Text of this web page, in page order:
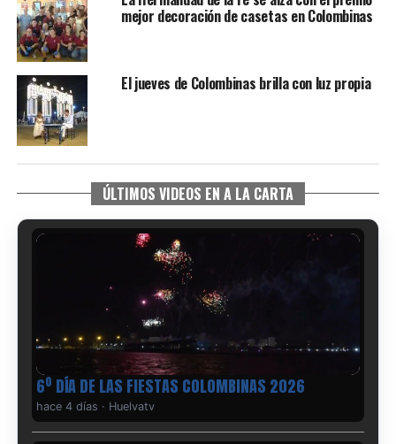
mejor decoración de casetas en Colombinas
El jueves de Colombinas brilla con luz propia
ÚLTIMOS VIDEOS EN A LA CARTA
6º DÍA DE LAS FIESTAS COLOMBINAS 2026
hace 4 días · Huelvatv